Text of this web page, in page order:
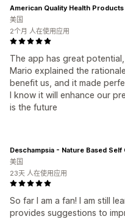
The app has great
Mario explained the
benefit us, and it made
I know it will enhance our
is the future
American Quality Health Products
美国
2个月 人在使用应用
So far I am a fan! I am still
provides suggestions to
Deschampsia - Nature Based Self
美国
23天 人在使用应用